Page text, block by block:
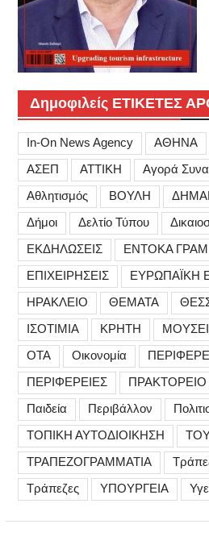
Δημοφιλείς ΕΤΙΚΕΤΕΣ
In-On News Agency ΑΘΗΝΑ
ΑΣΕΠ
ΑΤΤΙΚΗ
Αγορά
Αθλητισμός
ΒΟΥΛΗ
Δήμοι
Δελτίο Τύπου
ΕΚΔΗΛΩΣΕΙΣ
ΕΝΤΟΚΑ
ΕΠΙΧΕΙΡΗΣΕΙΣ
ΕΥΡΩΠΑΪΚΗ
ΗΡΑΚΛΕΙΟ
ΘΕΜΑΤΑ
ΙΣΟΤΙΜΙΑ
ΚΡΗΤΗ
ΟΤΑ
Οικονομία
ΠΕΡΙΦΕΡΕΙΕΣ
ΠΡΑΚΤΟΡΕΙΟ
Παιδεία
Περιβάλλον
ΤΟΠΙΚΗ ΑΥΤΟΔΙΟΙΚΗΣΗ
ΤΡΑΠΕΖΟΓΡΑΜΜΑΤΙΑ
Τράπεζες
ΥΠΟΥΡΓΕΙΑ